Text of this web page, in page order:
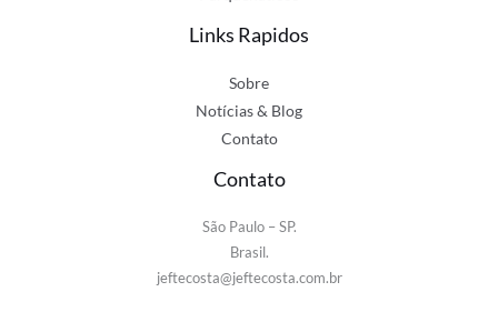
Links Rapidos
Sobre
Notícias & Blog
Contato
Contato
São Paulo – SP.
Brasil.
jeftecosta@jeftecosta.com.br